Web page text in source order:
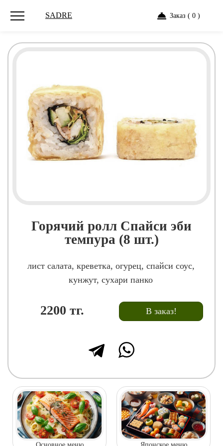
SADRE Заказ ( 0 )
Горячий ролл Спайси эби
темпура (8 шт.)
лист салата, креветка, огурец, спайси соус,
кунжут, сухари панко
2200 тг. В заказ!